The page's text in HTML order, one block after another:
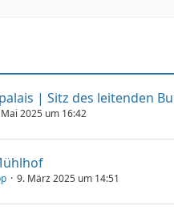
| Sitz des leitenden
2025 um 16:42
9. März 2025 um 14:51